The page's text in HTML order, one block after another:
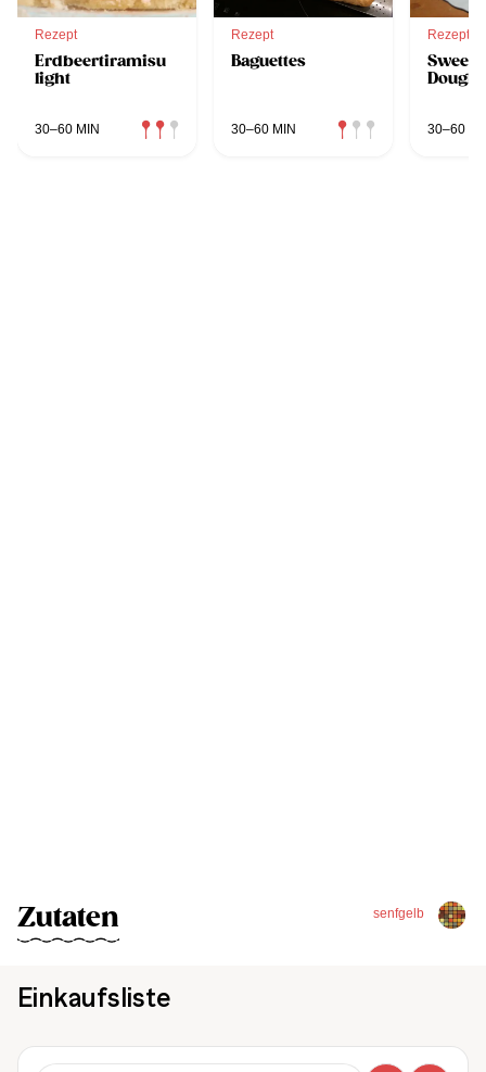
Rezept
Erdbeertiramisu
light
30–60 MIN
Rezept
Baguettes
30–60 MIN
Rezept
Sweet
30–60
senfgelb
Zutaten